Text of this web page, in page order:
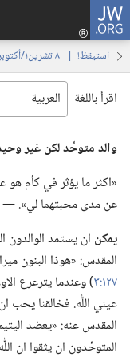
JW.ORG
استيقظ‏!‏ | ‏‎ ٨‏ ‏‎تشرين١/أكتوبر‏ ‎٢٠٠٢
اقرأ باللغة
والد متوحِّد لكن غير
‏«اكثر ما يؤثر في كأم هو
عن مدى محبتهما لي».‏ —‏
يمكن ان يستمد الوالدون
المقدس:‏ «هوذا البنون
١٢٧:‏٣ ‏)‏ وعندما يترعرع
عيني اللّٰه.‏ فخالقنا يحب
المقدس عنه:‏ «يعضد
المتوحِّدون ان يثقوا ان